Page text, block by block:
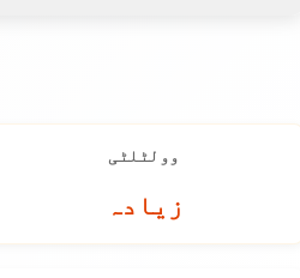
وولٹلٹی
زیادہ